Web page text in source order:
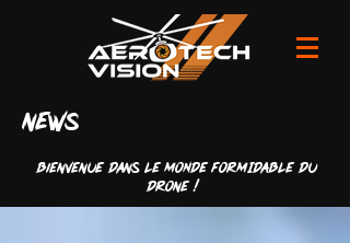
news
Bienvenue dans LE MONDE FORMIDABLE du
drone !